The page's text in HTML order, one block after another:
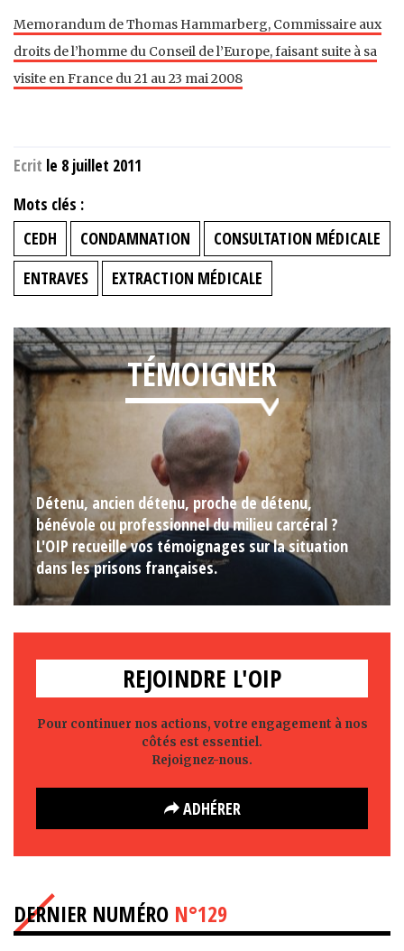
Memorandum de Thomas Hammarberg, Commissaire aux
droits de l’homme du Conseil de l’Europe, faisant suite à sa
visite en France du 21 au 23 mai 2008
Ecrit le 8 juillet 2011
Mots clés :
CEDH
CONDAMNATION
CONSULTATION MÉDICALE
ENTRAVES
EXTRACTION MÉDICALE
TÉMOIGNER
Détenu, ancien détenu, proche de détenu,
bénévole ou professionnel du milieu carcéral ?
L'OIP recueille vos témoignages sur la situation
dans les prisons françaises.
REJOINDRE L'OIP
Pour continuer nos actions, votre engagement à nos
côtés est essentiel.
Rejoignez-nous.
ADHÉRER
DERNIER NUMÉRO N°129